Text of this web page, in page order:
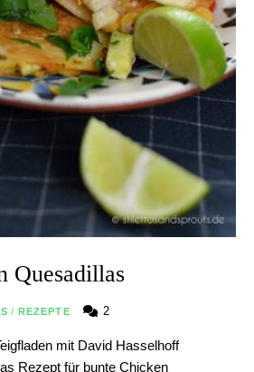
Quesadillas
/ REZEPTE 2
mit David Hasselhoff
Rezept für bunte Chicken